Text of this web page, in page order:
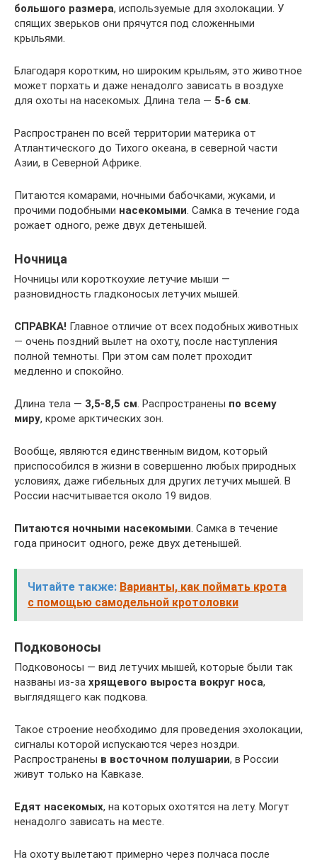
большого размера, используемые для эхолокации. У
спящих зверьков они прячутся под сложенными
крыльями.
Благодаря коротким, но широким крыльям, это животное
может порхать и даже ненадолго зависать в воздухе
для охоты на насекомых. Длина тела — 5-6 см.
Распространен по всей территории материка от
Атлантического до Тихого океана, в северной части
Азии, в Северной Африке.
Питаются комарами, ночными бабочками, жуками, и
прочими подобными насекомыми. Самка в течение года
рожает одного, реже двух детенышей.
Ночница
Ночницы или короткоухие летучие мыши —
разновидность гладконосых летучих мышей.
СПРАВКА! Главное отличие от всех подобных животных
— очень поздний вылет на охоту, после наступления
полной темноты. При этом сам полет проходит
медленно и спокойно.
Длина тела — 3,5-8,5 см. Распространены по всему
миру, кроме арктических зон.
Вообще, являются единственным видом, который
приспособился в жизни в совершенно любых природных
условиях, даже гибельных для других летучих мышей. В
России насчитывается около 19 видов.
Питаются ночными насекомыми. Самка в течение
года приносит одного, реже двух детенышей.
Читайте также: Варианты, как поймать крота
с помощью самодельной кротоловки
Подковоносы
Подковоносы — вид летучих мышей, которые были так
названы из-за хрящевого выроста вокруг носа,
выглядящего как подкова.
Такое строение необходимо для проведения эхолокации,
сигналы которой испускаются через ноздри.
Распространены в восточном полушарии, в России
живут только на Кавказе.
Едят насекомых, на которых охотятся на лету. Могут
ненадолго зависать на месте.
На охоту вылетают примерно через полчаса после